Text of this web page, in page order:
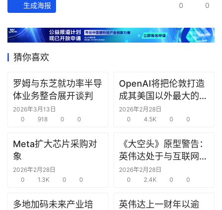
数
据
研
报
告
之
窗
链
生成海报 0 0
猜你喜欢
罗姆与东芝就功率半导
体业务整合展开谈判
2026年3月13日
0
918 0 0
OpenAI将把伦敦打造
成其美国以外最大的研
究中心
2026年2月28日
0
4.5K 0 0
Meta扩大芯片采购对
象
2026年2月28日
0
1.3K 0 0
《大空头》原型警告：
英伟达处于与互联网泡
沫时期思科同样的“危
险境地”
2026年2月28日
0
2.4K 0 0
多地加码未来产业培
英伟达上一财年以逾